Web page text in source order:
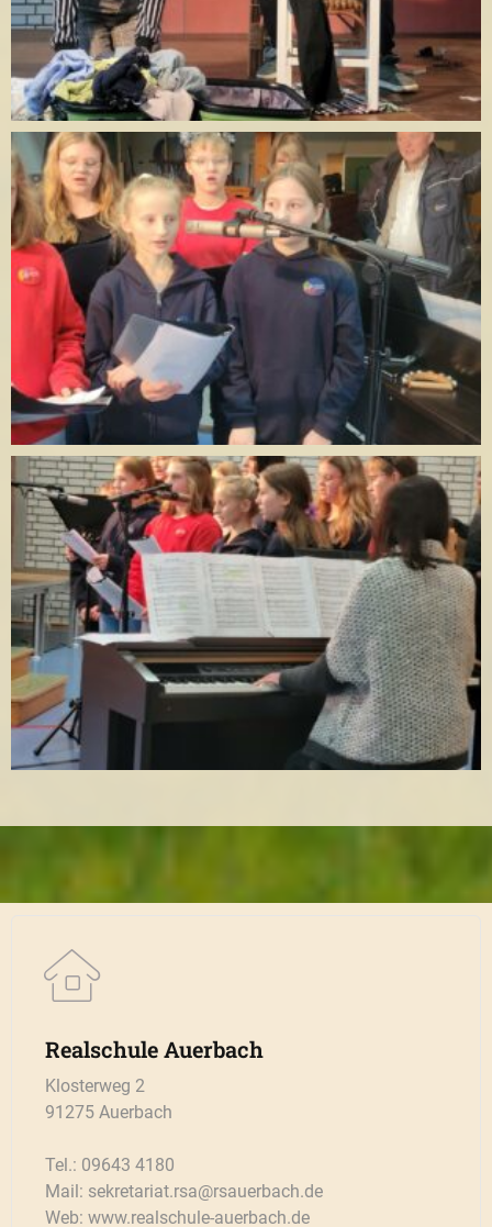
Realschule Auerbach
Klosterweg 2
91275 Auerbach
Tel.: 09643 4180
Mail: sekretariat.rsa@rsauerbach.de
Web: www.realschule-auerbach.de